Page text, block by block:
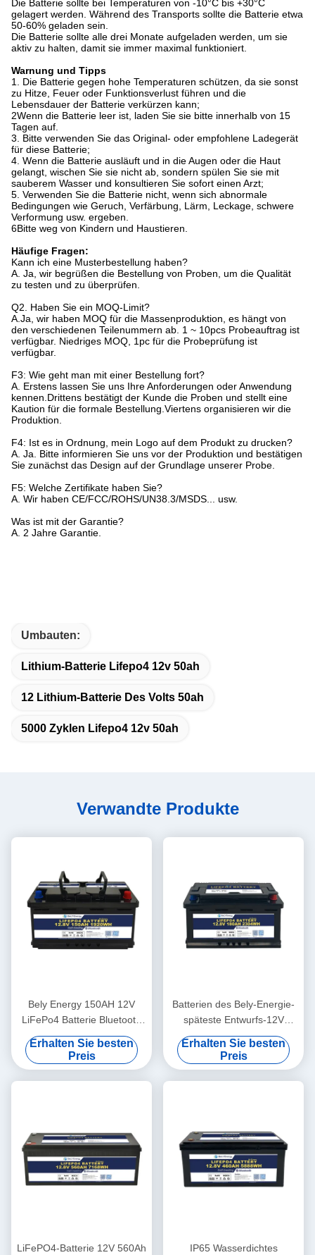
Die Batterie sollte bei Temperaturen von -10°C bis +30°C
gelagert werden. Während des Transports sollte die Batterie etwa
50-60% geladen sein.
Die Batterie sollte alle drei Monate aufgeladen werden, um sie
aktiv zu halten, damit sie immer maximal funktioniert.
Warnung und Tipps
1. Die Batterie gegen hohe Temperaturen schützen, da sie sonst
zu Hitze, Feuer oder Funktionsverlust führen und die
Lebensdauer der Batterie verkürzen kann;
2Wenn die Batterie leer ist, laden Sie sie bitte innerhalb von 15
Tagen auf.
3. Bitte verwenden Sie das Original- oder empfohlene Ladegerät
für diese Batterie;
4. Wenn die Batterie ausläuft und in die Augen oder die Haut
gelangt, wischen Sie sie nicht ab, sondern spülen Sie sie mit
sauberem Wasser und konsultieren Sie sofort einen Arzt;
5. Verwenden Sie die Batterie nicht, wenn sich abnormale
Bedingungen wie Geruch, Verfärbung, Lärm, Leckage, schwere
Verformung usw. ergeben.
6Bitte weg von Kindern und Haustieren.
Häufige Fragen:
Kann ich eine Musterbestellung haben?
A. Ja, wir begrüßen die Bestellung von Proben, um die Qualität
zu testen und zu überprüfen.
Q2. Haben Sie ein MOQ-Limit?
A.Ja, wir haben MOQ für die Massenproduktion, es hängt von
den verschiedenen Teilenummern ab. 1 ~ 10pcs Probeauftrag ist
verfügbar. Niedriges MOQ, 1pc für die Probeprüfung ist
verfügbar.
F3: Wie geht man mit einer Bestellung fort?
A. Erstens lassen Sie uns Ihre Anforderungen oder Anwendung
kennen.Drittens bestätigt der Kunde die Proben und stellt eine
Kaution für die formale Bestellung.Viertens organisieren wir die
Produktion.
F4: Ist es in Ordnung, mein Logo auf dem Produkt zu drucken?
A. Ja. Bitte informieren Sie uns vor der Produktion und bestätigen
Sie zunächst das Design auf der Grundlage unserer Probe.
F5: Welche Zertifikate haben Sie?
A. Wir haben CE/FCC/ROHS/UN38.3/MSDS... usw.
Was ist mit der Garantie?
A. 2 Jahre Garantie.
Umbauten:
Lithium-Batterie Lifepo4 12v 50ah
12 Lithium-Batterie Des Volts 50ah
5000 Zyklen Lifepo4 12v 50ah
Verwandte Produkte
Bely Energy 150AH 12V
LiFePo4 Batterie Bluetooth
und Selbstheizung für Yachit
Medical
Erhalten Sie besten
Preis
Batterien des Bely-Energie-
späteste Entwurfs-12V
180AH für Bluetooth für
UPS-Energie-Speicher-
Basisstation RV
Erhalten Sie besten
Preis
LiFePO4-Batterie 12V 560Ah
IP65 Wasserdichtes